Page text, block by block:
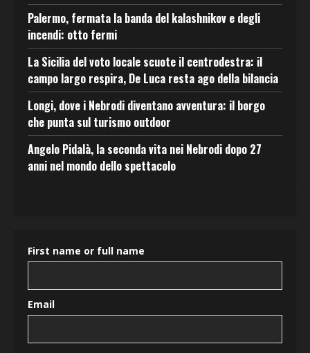
Palermo, fermata la banda del kalashnikov e degli
incendi: otto fermi
La Sicilia del voto locale scuote il centrodestra: il
campo largo respira, De Luca resta ago della bilancia
Longi, dove i Nebrodi diventano avventura: il borgo
che punta sul turismo outdoor
Angelo Pidalà, la seconda vita nei Nebrodi dopo 27
anni nel mondo dello spettacolo
First name or full name
Email